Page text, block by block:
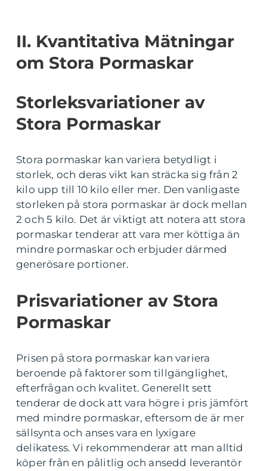
II. Kvantitativa Mätningar
om Stora Pormaskar
Storleksvariationer av
Stora Pormaskar
Stora pormaskar kan variera betydligt i
storlek, och deras vikt kan sträcka sig från 2
kilo upp till 10 kilo eller mer. Den vanligaste
storleken på stora pormaskar är dock mellan
2 och 5 kilo. Det är viktigt att notera att stora
pormaskar tenderar att vara mer köttiga än
mindre pormaskar och erbjuder därmed
generösare portioner.
Prisvariationer av Stora
Pormaskar
Prisen på stora pormaskar kan variera
beroende på faktorer som tillgänglighet,
efterfrågan och kvalitet. Generellt sett
tenderar de dock att vara högre i pris jämfört
med mindre pormaskar, eftersom de är mer
sällsynta och anses vara en lyxigare
delikatess. Vi rekommenderar att man alltid
köper från en pålitlig och ansedd leverantör